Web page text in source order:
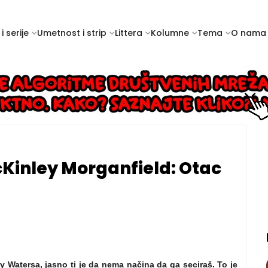
serije Umetnost i strip Littera Kolumne Tema O nama
Morganfield: Otac
Watersa, jasno ti je da nema načina da ga seciraš. To je